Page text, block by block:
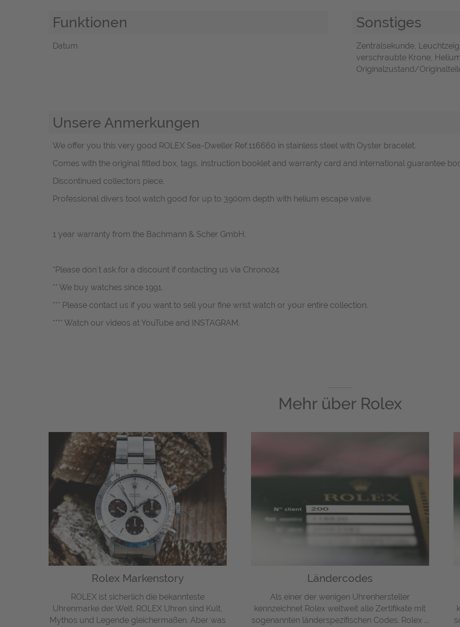
Funktionen
Datum
Sonstiges
Zentralsekunde,
verschraubte Krone,
Originalzustand/
Unsere Anmerkungen
We offer you this very good ROLEX Sea-Dweller Ref.116660 in stainless steel with Oyster bracelet.
Comes with the original fitted box, tags, instruction booklet and warranty card and international guarantee
Discontinued collectors piece.
Professional divers tool watch good for up to 3900m depth with helium escape valve.
1 year warranty from the Bachmann & Scher GmbH.
*Please don`t ask for a discount if contacting us via Chrono24.
** We buy watches since 1991.
*** Please contact us if you want to sell your fine wrist watch or your entire collection.
**** Watch our videos at YouTube and INSTAGRAM.
Mehr über Rolex
Rolex Markenstory
ROLEX ist sicherlich die bekannteste
Uhrenmarke der Welt. ROLEX Uhren sind Kult,
Mythos und Legende gleichermaßen. Aber was
Ländercodes
Als einer der wenigen Uhrenhersteller
kennzeichnet Rolex weltweit alle Zertifikate mit
sogenannten länderspezifischen Codes. Rolex ...